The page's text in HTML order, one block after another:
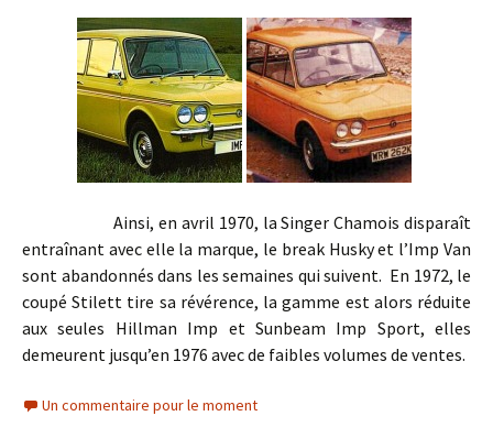
Ainsi, en avril 1970, la Singer Chamois disparaît
entraînant avec elle la marque, le break Husky et l’Imp Van
sont abandonnés dans les semaines qui suivent. En 1972, le
coupé Stilett tire sa révérence, la gamme est alors réduite
aux seules Hillman Imp et Sunbeam Imp Sport, elles
demeurent jusqu’en 1976 avec de faibles volumes de ventes.
Un commentaire pour le moment